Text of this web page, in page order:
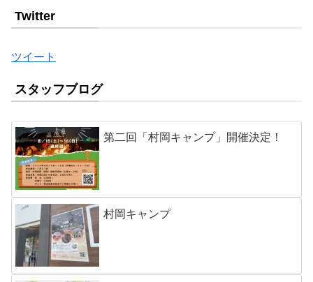
Twitter
ツイート
スタッフブログ
第二回「村岡キャンプ」開催決定！
村岡キャンプ